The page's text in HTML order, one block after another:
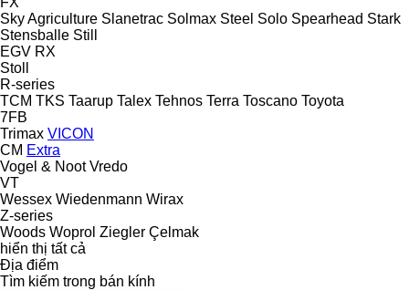
Sky Agriculture Slanetrac Solmax Steel Solo Spearhead Stark
Stensballe Still
EGV RX
Stoll
R-series
TCM TKS Taarup Talex Tehnos Terra Toscano Toyota
7FB
Trimax VICON
CM Extra
Vogel & Noot Vredo
VT
Wessex Wiedenmann Wirax
Z-series
Woods Woprol Ziegler Çelmak
hiển thị tất cả
Địa điểm
Tìm kiếm trong bán kính